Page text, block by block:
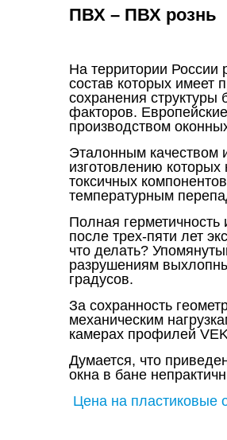
ПВХ – ПВХ рознь
На территории России
состав которых имеет
сохранения
факторов.
производством
Эталонным качеством
изготовлению
токсичных
температурным
Полная
после трех-пяти лет
что делать?
разрушениям
градусов.
За сохранность
механическим
камерах профилей
Думается, что
окна в бане
Цена на пластиковые